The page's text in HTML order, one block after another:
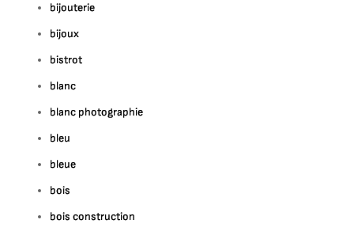
bijouterie
bijoux
bistrot
blanc
blanc photographie
bleu
bleue
bois
bois construction